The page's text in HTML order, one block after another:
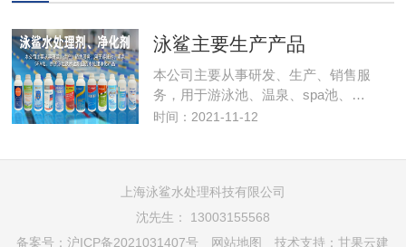
泳鲨主要生产产品
本公司主要从事研发、生产、销售服
务，用于游泳池、温泉、spa池、…
时间：2021-11-12
上海泳鲨水处理科技有限公司
沈先生： 13003155568
备案号：沪ICP备2021031407号 网站地图 技术支持：甘果云建